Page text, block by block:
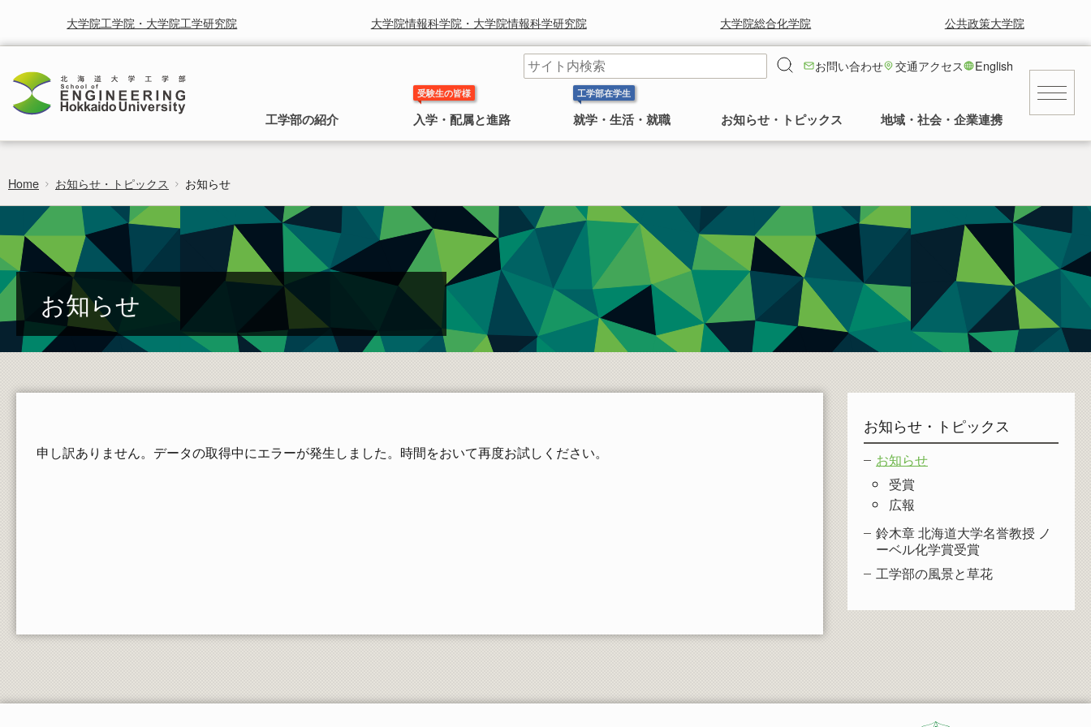
大学院工学院・大学院工学研究院 大学院情報科学院・大学院情報科学研究院 大学院総合化学院 公共政策大学院
お問い合わせ 交通アクセス English
工学部の紹介
工学部の理念
北海道大学工学部は，人類の生活をより快適に，より豊かに
することを使命として取り組まれるべき学問としての工学を
通じて社会に貢献することを基本理念としています。
工学部長より皆様へのごあいさつ
交通アクセス
建物
ポリシー・取組・評価 概要 発行誌
教員一覧
受験生の皆様
入学・配属と進路
入学から卒業までのご案内
入試の種類と募集方法，入学後の所属と工
学部への移行，卒業後の進路についてご案
内します。
フロンティア入試
編入学・学士入学募集要項
非正規生出願要項
工学部には 応用理工系学科，情報エレクトロニクス学科，
機械知能工学科，環境社会工学科 の4学科 があります。
景気に左右されず安定した就職率の高さを
誇っています。
工学部在学生
就学・生活・就職
就学と授業に関する情報
時間割
行事予定
カリキュラムマップ
卒業論文
日本学生支援機構(旧 日本育英会)奨学金のお知ら
せ
民間奨学金のお知らせ
求人等情報
民間
公務員・団体
証明書のご請求・発行
郵送依頼される方、卒業・修了された方の請求
工学研究院図書館
お知らせ・トピックス
お知らせ
受賞
広報
ーベル化学賞受賞
2010年にノーベル化学賞を受賞した鈴
木章名誉教授の特集
工学部正面玄関前の中庭の様子など。多く
の卒業生に植樹していただいてます。
地域・社会・企業連携
研究・産学連携
北海道大学研究シーズ集
研究者総覧システム
researchmap
工学院・工学研究院
情報科学院・情報科学研究院
総合化学院
公共政策大学院
Home お知らせ・トピックス お知らせ
お知らせ
申し訳ありません。データの取得中にエラーが発生しました。時間をおいて再度お試しください。
お知らせ・トピックス
お知らせ
受賞
広報
鈴木章 北海道大学名誉教授 ノ
ーベル化学賞受賞
工学部の風景と草花